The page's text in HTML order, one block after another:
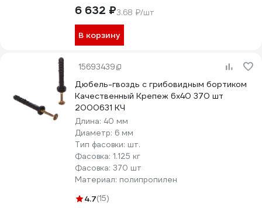
6 632 ₽3.68 ₽/шт
В корзину
15693439
Дюбель-гвоздь с грибовидным бортиком
Качественный Крепеж 6х40 370 шт
2000631 КЧ
Длина: 40 мм
Диаметр: 6 мм
Тип фасовки: шт.
Фасовка: 1.125 кг
Фасовка: 370 шт
Материал: полипропилен
4.7(15)